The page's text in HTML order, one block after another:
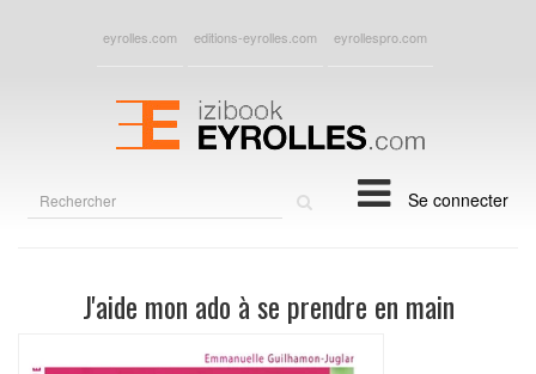
eyrolles.com editions-eyrolles.com eyrollespro.com
Se connecter
J'aide mon ado à se prendre en main